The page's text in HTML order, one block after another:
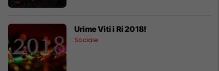
Urime Viti i Ri 2018!
Sociale